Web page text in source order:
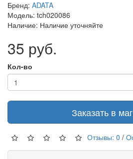
Бренд: ADATA
Модель: tch020086
Наличие: Наличие уточняйте
35 руб.
Кол-во
Заказать в
Отзывы: 0 /